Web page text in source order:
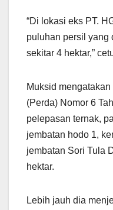
“Di lokasi eks PT.
puluhan persil yang
sekitar 4 hektar,”
Muksid
(Perda) Nomor 6
pelepasan ternak,
jembatan hodo 1,
jembatan Sori Tula
hektar.
Lebih jauh dia